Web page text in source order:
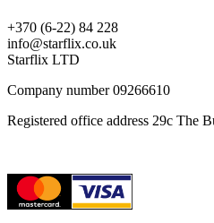
+370 (6-22) 84 228
info@starflix.co.uk
Starflix LTD
Company number 09266610
Registered office address 29c The